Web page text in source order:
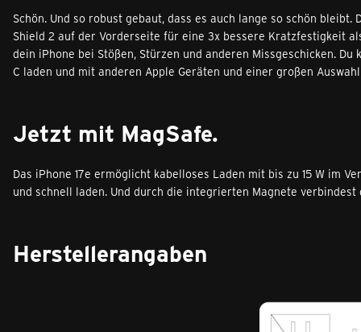
Schön. Und so robust gebaut, dass es auch lange so schön
Shield 2 auf der Vorderseite für eine 3x bessere Kratzfestigkeit
dein iPhone bei Stößen, Stürzen und anderen Missgeschicken.
C laden und mit anderen Apple Geräten und einer großen
Jetzt mit MagSafe.
Das iPhone 17e ermöglicht kabelloses Laden mit bis zu 15 W im
und schnell laden. Und durch die integrierten Magnete
Herstellerangaben